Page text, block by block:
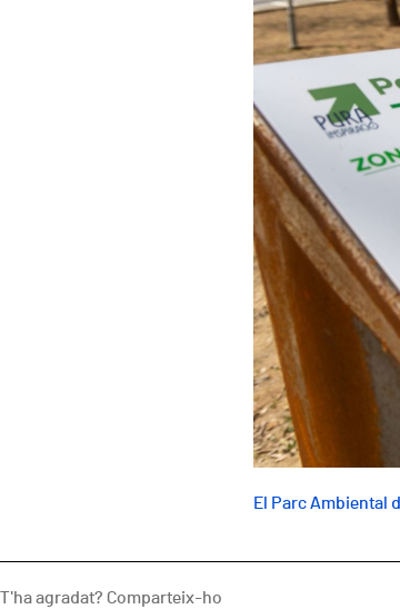
El Parc Ambiental
T'ha agradat? Comparteix-ho